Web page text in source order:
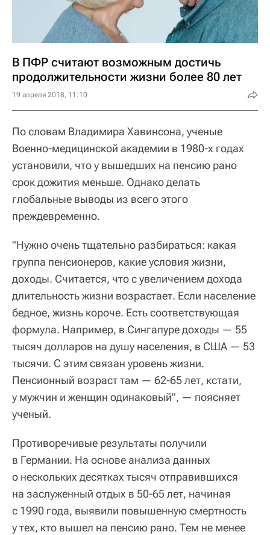
В ПФР считают возможным достичь
продолжительности жизни более 80 лет
19 апреля 2018, 11:10
По словам Владимира Хавинсона, ученые
Военно-медицинской академии в 1980-х годах
установили, что у вышедших на пенсию рано
срок дожития меньше. Однако делать
глобальные выводы из всего этого
преждевременно.
"Нужно очень тщательно разбираться: какая
группа пенсионеров, какие условия жизни,
доходы. Считается, что с увеличением дохода
длительность жизни возрастает. Если население
бедное, жизнь короче. Есть соответствующая
формула. Например, в Сингапуре доходы — 55
тысяч долларов на душу населения, в США — 53
тысячи. С этим связан уровень жизни.
Пенсионный возраст там — 62-65 лет, кстати,
у мужчин и женщин одинаковый", — поясняет
ученый.
Противоречивые результаты получили
в Германии. На основе анализа данных
о нескольких десятках тысяч отправившихся
на заслуженный отдых в 50-65 лет, начиная
с 1990 года, выявили повышенную смертность
у тех, кто вышел на пенсию рано. Тем не менее